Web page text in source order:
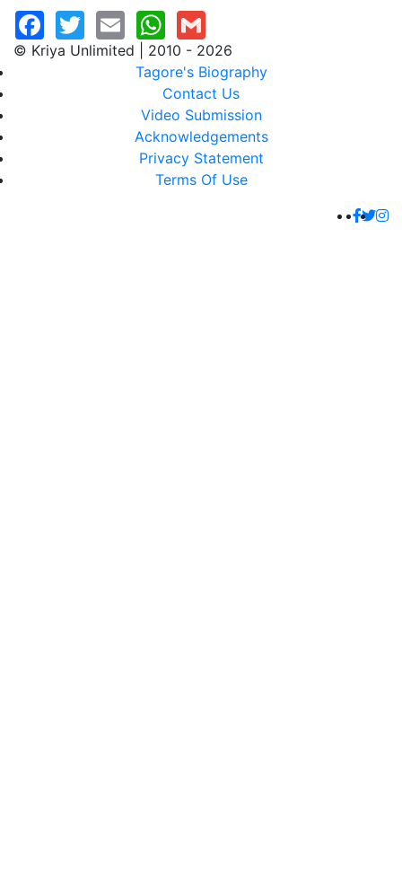
© Kriya Unlimited | 2010 - 2026
Tagore's Biography
Contact Us
Video Submission
Acknowledgements
Privacy Statement
Terms Of Use